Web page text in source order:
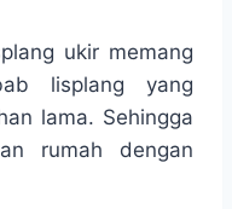
ukir memang
lisplang yang
lama. Sehingga
rumah dengan